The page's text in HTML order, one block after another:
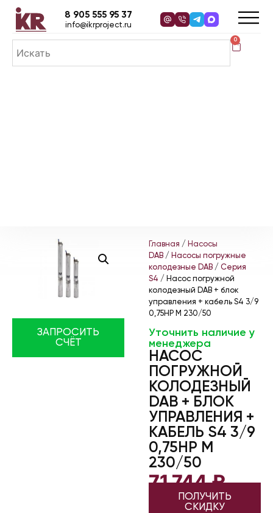
0
8 905 555 95 37
info@ikrproject.ru
ЗАПРОСИТЬ
СЧЁТ
Главная / Насосы
DAB / Насосы погружные
колодезные DAB / Серия
S4 / Насос погружной
колодезный DAB + блок
управления + кабель S4 3/9
0,75HP M 230/50
Уточнить наличие у
менеджера
НАСОС
ПОГРУЖНОЙ
КОЛОДЕЗНЫЙ
DAB + БЛОК
УПРАВЛЕНИЯ +
КАБЕЛЬ S4 3/9
0,75HP M
230/50
71 744₽
ПОЛУЧИТЬ
СКИДКУ